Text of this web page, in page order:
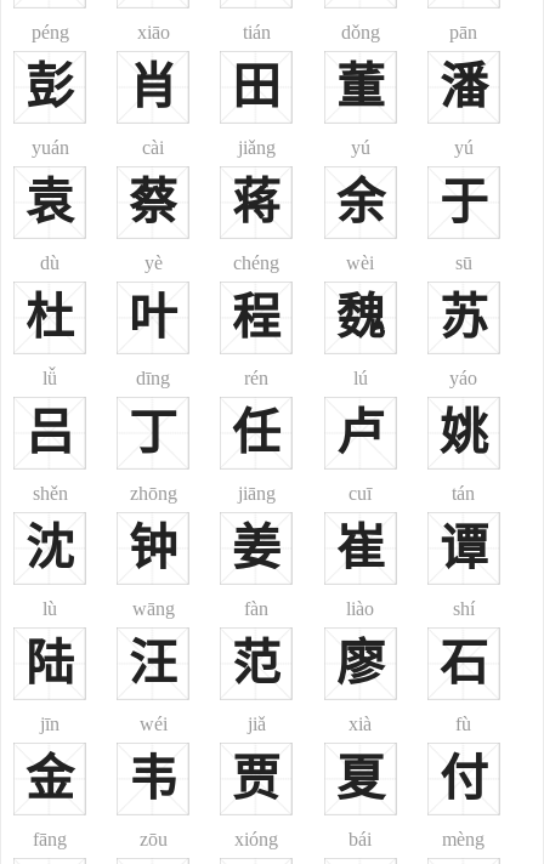
公亮；清代有曾国藩。
二、曾
céng
现行罕见姓氏。今甘肃之酒泉市有分布。(按：曾，作为姓氏多读
zēng；“曾”之céng姓，可能因方音而异读，疑即zēng姓。或为zēng姓之
分族。)
三、
曾姓分布：分布很广，约占全国汉族人口0.49%，为中国人口最
多一百个姓之一。尤以四川、湖南、广东、江西等省多此姓。4省曾
姓约占全国汉族曾姓人口66%。
曾姓起源：系自姒姓。鄫为子爵国，沂州承县(故城在今山东枣
庄)东80里故鄫城是也。夏少康封其少子曲烈于鄫。周襄王六年，莒灭
鄫，鄫太子巫仕鲁，遂去邑为曾氏，见《世本》。
2、京、彝、土家、布依、满、苗、黎等民族均有此姓。
曾参，春秋时孔子弟子。
郡望：鲁国、卢陵、东鲁。
其他：
台湾省曾姓在日本侵占台湾时期曾被迫改用曾根、曾我、曾山、
曾田等日本姓，这些日本姓中乃含有曾。1945年台湾光复后，奉令全
部恢复原姓。
历史名人
曾姓古代名人
父，孔门弟子七十二贤之一。唐开元二十七年追封“宿伯”。宋大中祥
péng
彭
xiāo
肖
tián
田
dǒng
董
pān
潘
yuán
袁
cài
蔡
jiǎng
蒋
yú
余
yú
于
dù
杜
yè
叶
chéng
程
wèi
魏
sū
苏
lǚ
吕
dīng
丁
rén
任
lú
卢
yáo
姚
shěn
沈
zhōng
钟
jiāng
姜
cuī
崔
tán
谭
lù
陆
wāng
汪
fàn
范
liào
廖
shí
石
jīn
金
wéi
韦
jiǎ
贾
xià
夏
fù
付
fāng zōu xióng bái mèng